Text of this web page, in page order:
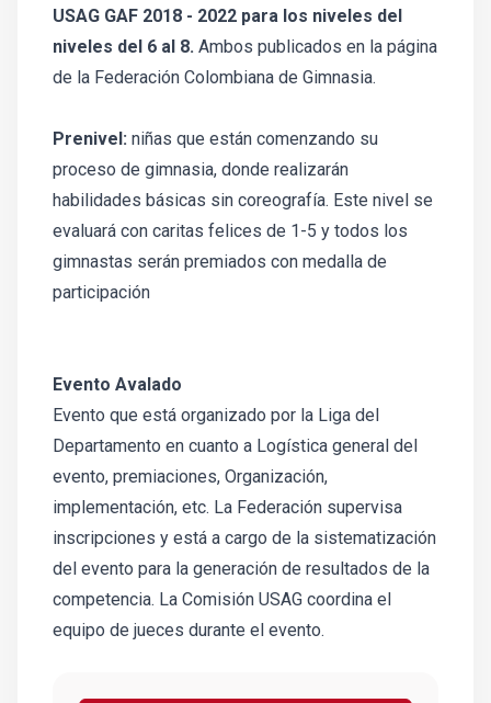
USAG GAF 2018 - 2022 para los niveles del
niveles del 6 al 8. Ambos publicados en la página
de la Federación Colombiana de Gimnasia.
Prenivel: niñas que están comenzando su
proceso de gimnasia, donde realizarán
habilidades básicas sin coreografía. Este nivel se
evaluará con caritas felices de 1-5 y todos los
gimnastas serán premiados con medalla de
participación
Evento Avalado
Evento que está organizado por la Liga del
Departamento en cuanto a Logística general del
evento, premiaciones, Organización,
implementación, etc. La Federación supervisa
inscripciones y está a cargo de la sistematización
del evento para la generación de resultados de la
competencia. La Comisión USAG coordina el
equipo de jueces durante el evento.